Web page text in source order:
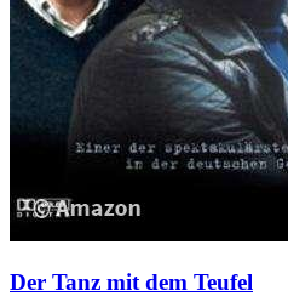
Der Tanz mit dem Teufel